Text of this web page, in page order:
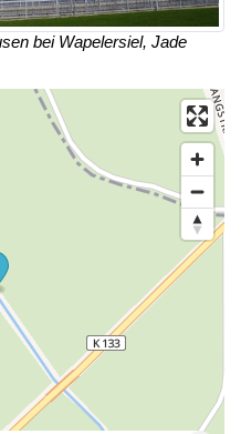
bei Wapelersiel, Jade